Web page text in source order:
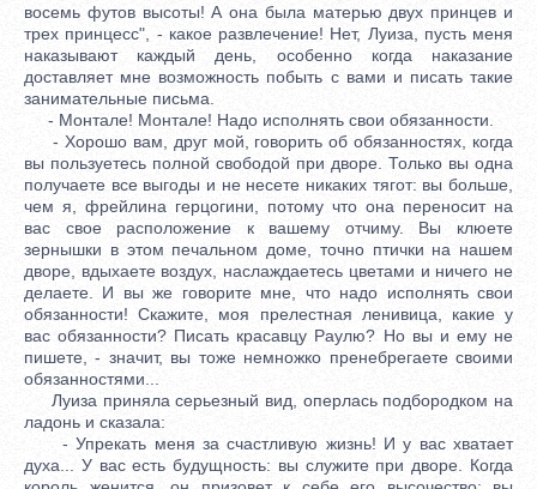
восемь футов высоты! А она была матерью двух принцев и
трех принцесс", - какое развлечение! Нет, Луиза, пусть меня
наказывают каждый день, особенно когда наказание
доставляет мне возможность побыть с вами и писать такие
занимательные письма.
- Монтале! Монтале! Надо исполнять свои обязанности.
- Хорошо вам, друг мой, говорить об обязанностях, когда
вы пользуетесь полной свободой при дворе. Только вы одна
получаете все выгоды и не несете никаких тягот: вы больше,
чем я, фрейлина герцогини, потому что она переносит на
вас свое расположение к вашему отчиму. Вы клюете
зернышки в этом печальном доме, точно птички на нашем
дворе, вдыхаете воздух, наслаждаетесь цветами и ничего не
делаете. И вы же говорите мне, что надо исполнять свои
обязанности! Скажите, моя прелестная ленивица, какие у
вас обязанности? Писать красавцу Раулю? Но вы и ему не
пишете, - значит, вы тоже немножко пренебрегаете своими
обязанностями...
Луиза приняла серьезный вид, оперлась подбородком на
ладонь и сказала:
- Упрекать меня за счастливую жизнь! И у вас хватает
духа... У вас есть будущность: вы служите при дворе. Когда